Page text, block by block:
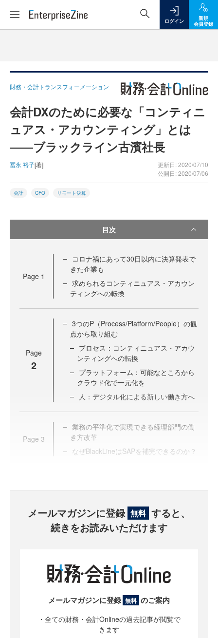
ログイン
新規
会員登録
財務・会計トランスフォーメーション
会計DXのために必要な「コンティニ
ュアス・アカウンティング」とは
――ブラックライン古濱社長
冨永 裕子[著]
更新日: 2020/07/10
公開日: 2020/07/06
会計 CFO リモート決算
目次
Page 1
コロナ禍にあって30日以内に決算発表で
きた企業も
求められるコンティニュアス・アカウン
ティングへの転換
Page
2
3つのP（Process/Platform/People）の観
点から取り組む
プロセス：コンティニュアス・アカウ
ンティングへの転換
プラットフォーム：可能なところから
クラウド化で一元化を
人：デジタル化による新しい働き方へ
Page 3
業務の平準化で実現できる経理部門の働
き方改革
なぜBlackLineはSAPを補完できるのか？
メールマガジンに登録 無料 すると、
続きをお読みいただけます
メールマガジンに登録 無料 のご案内
・全ての財務・会計Onlineの過去記事が閲覧で
きます